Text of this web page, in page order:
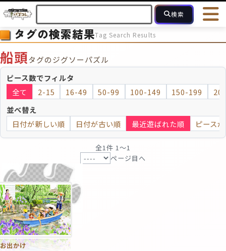
検索
HOME 会員登録
最近投稿され
ピース数 2～15 16～49 50～99 100
モザイク モザイクのみ
タグの検索結果Tag Search Results
船頭タグのジグソーパズル
ピース数でフィルタ
全て
2-15 16-49 50-99 100-149 150-199
並べ替え
日付が新しい順
日付が古い順 最近遊ばれた順 ピース
全1件 1〜1
ページ目へ
お出かけ